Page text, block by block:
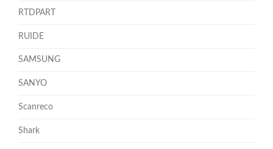
RTDPART
RUIDE
SAMSUNG
SANYO
Scanreco
Shark